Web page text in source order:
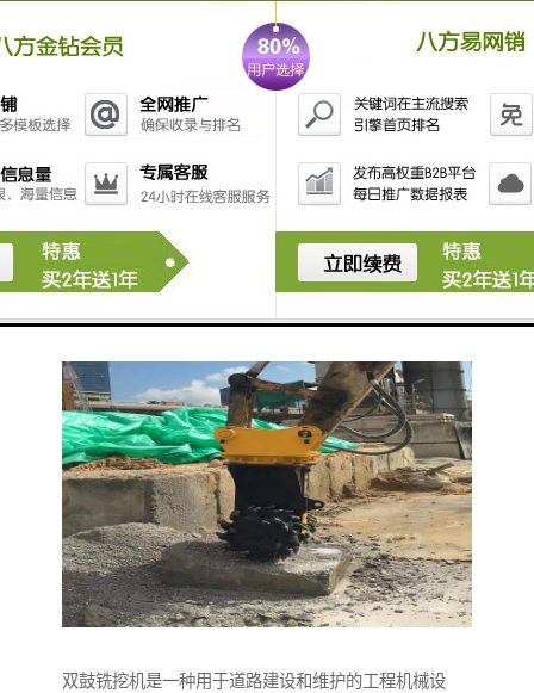
5. 安全性：挖掘机铣挖头配备有安全保护装置，如防护
罩、限位器等，能够有效保护操作人员的安全，并减少
事故的发生。
总之，挖掘机铣挖头具有多功能、、、耐用和安全等特
点，能够满足工程施工的需求。
双鼓铣挖机是一种用于道路建设和维护的工程机械设